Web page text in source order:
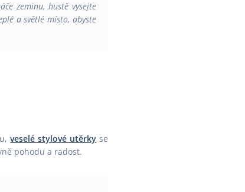
zeminu, hustě vysejte
a světlé místo, abyste
veselé stylové utěrky se
pohodu a radost.